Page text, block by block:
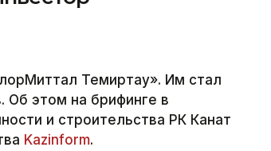
Темиртау». Им стал
Об этом на брифинге в
и строительства РК Канат
Kazinform.